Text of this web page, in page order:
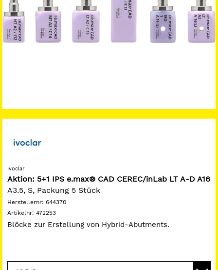
Ivoclar
Aktion: 5+1 IPS e.max® CAD CEREC/inLab LT A-D A16
A3.5, S, Packung 5 Stück
Herstellernr: 644370
Artikelnr: 472253
Blöcke zur Erstellung von Hybrid-Abutments.